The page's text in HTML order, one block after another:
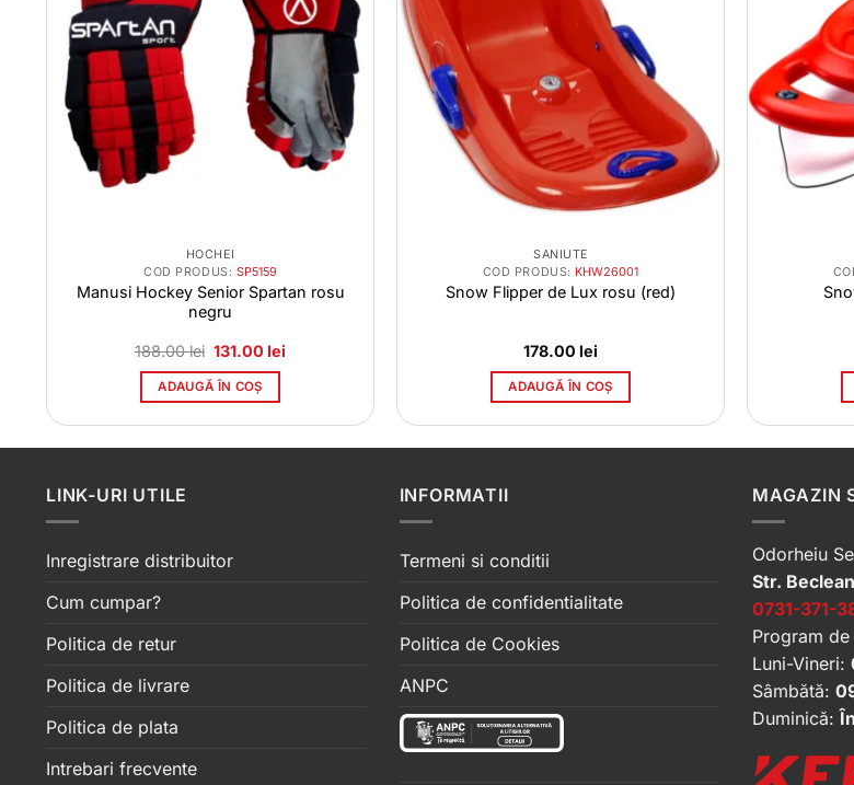
HOCHEI
COD PRODUS: SP5159
Manusi Hockey Senior Spartan rosu
negru
188.00lei Prețul
a
fost:
131.00lei
ADAUGĂ ÎN COȘ
SANIUTE
COD PRODUS: KHW26001
Snow Flipper de Lux rosu (red)
178.00 lei
ADAUGĂ ÎN COȘ
LINK-URI UTILE
Inregistrare distribuitor
Cum cumpar?
Politica de retur
Politica de livrare
Politica de plata
Intrebari frecvente
INFORMATII
Termeni si conditii
Politica de confidentialitate
Politica de Cookies
ANPC
MAGAZIN
Odorheiu
Str.
0731-371-
Program
Luni-Vineri:
Sâmbătă:
Duminică: